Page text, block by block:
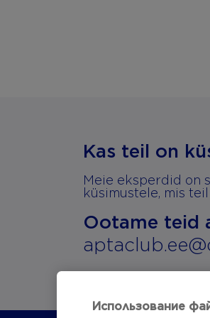
Kas teil on
Meie eksperdid on
küsimustele, mis
Ootame teid
Использование